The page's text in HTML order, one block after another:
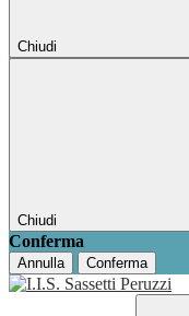
Chiudi
Chiudi
Conferma
Annulla Conferma